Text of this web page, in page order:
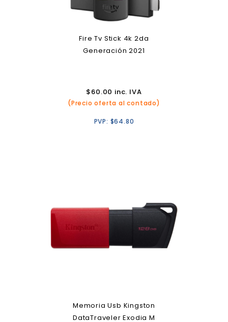
Fire Tv Stick 4k 2da
Generación 2021
$60.00 inc. IVA
(Precio oferta al contado)
PVP: $64.80
Memoria Usb Kingston
DataTraveler Exodia M